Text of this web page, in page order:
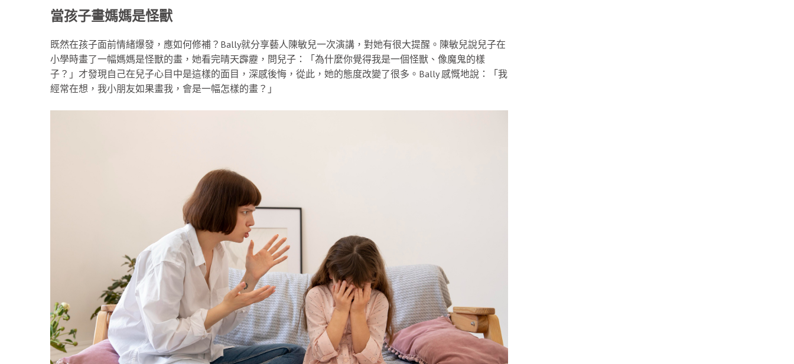
當孩子畫媽媽是怪獸
既然在孩子面前情緒爆發，應如何修補？Bally就分享藝人陳敏兒一次演講，對她有很大提醒。陳敏兒說兒子在
小學時畫了一幅媽媽是怪獸的畫，她看完晴天霹靂，問兒子：「為什麼你覺得我是一個怪獸、像魔鬼的樣
子？」才發現自己在兒子心目中是這樣的面目，深感後悔，從此，她的態度改變了很多。Bally 感慨地說：「我
經常在想，我小朋友如果畫我，會是一幅怎樣的畫？」